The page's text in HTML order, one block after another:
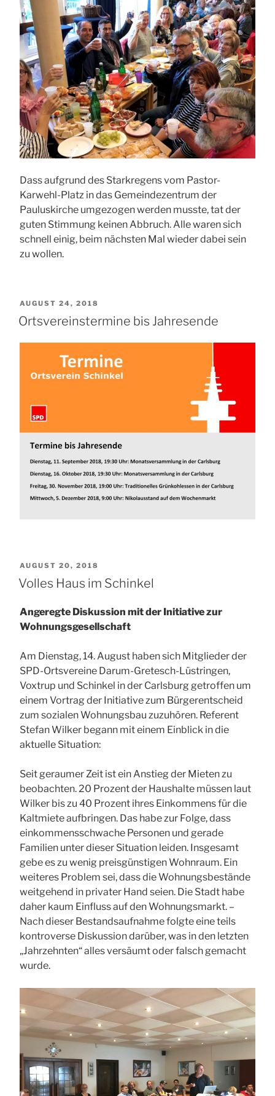
Dass aufgrund des Starkregens vom Pastor-
Karwehl-Platz in das Gemeindezentrum der
Pauluskirche umgezogen werden musste, tat der
guten Stimmung keinen Abbruch. Alle waren sich
schnell einig, beim nächsten Mal wieder dabei sein
zu wollen.
VERÖFFENTLICHT
AM
AUGUST 24, 2018
Ortsvereinstermine bis Jahresende
VERÖFFENTLICHT
AM
AUGUST 20, 2018
Volles Haus im Schinkel
Angeregte Diskussion mit der Initiative zur
Wohnungsgesellschaft
Am Dienstag, 14. August haben sich Mitglieder der
SPD-Ortsvereine Darum-Gretesch-Lüstringen,
Voxtrup und Schinkel in der Carlsburg getroffen um
einem Vortrag der Initiative zum Bürgerentscheid
zum sozialen Wohnungsbau zuzuhören. Referent
Stefan Wilker begann mit einem Einblick in die
aktuelle Situation:
Seit geraumer Zeit ist ein Anstieg der Mieten zu
beobachten. 20 Prozent der Haushalte müssen laut
Wilker bis zu 40 Prozent ihres Einkommens für die
Kaltmiete aufbringen. Das habe zur Folge, dass
einkommensschwache Personen und gerade
Familien unter dieser Situation leiden. Insgesamt
gebe es zu wenig preisgünstigen Wohnraum. Ein
weiteres Problem sei, dass die Wohnungsbestände
weitgehend in privater Hand seien. Die Stadt habe
daher kaum Einfluss auf den Wohnungsmarkt. –
Nach dieser Bestandsaufnahme folgte eine teils
kontroverse Diskussion darüber, was in den letzten
„Jahrzehnten“ alles versäumt oder falsch gemacht
wurde.